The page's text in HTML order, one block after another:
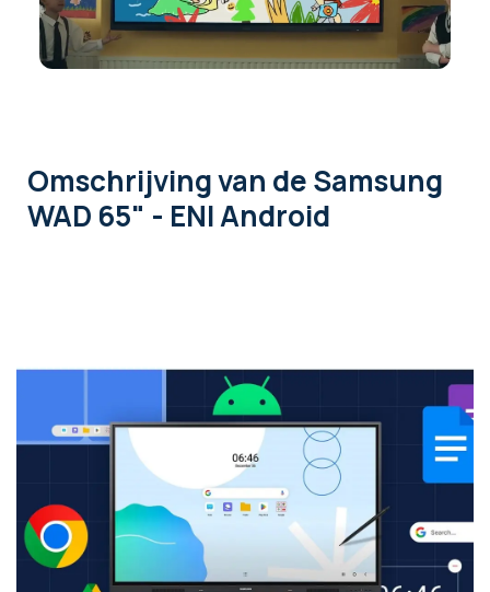
Omschrijvingvan de Samsung
WAD 65" - ENI Android